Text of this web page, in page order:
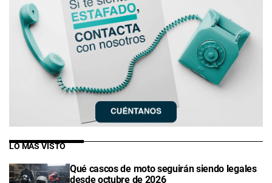
LO MÁS VISTO
Qué cascos de moto seguirán siendo legales
desde octubre de 2026